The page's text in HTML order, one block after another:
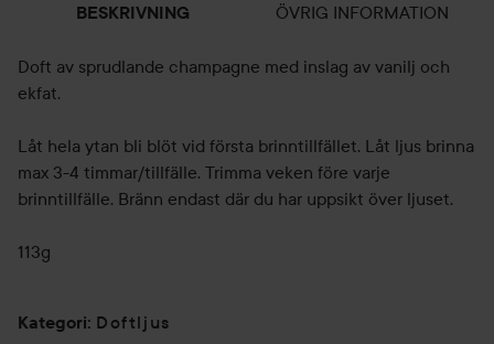
BESKRIVNING ÖVRIG INFORMATION
Doft av sprudlande champagne med inslag av vanilj och
ekfat.
Låt hela ytan bli blöt vid första brinntillfället. Låt ljus brinna
max 3-4 timmar/tillfälle. Trimma veken före varje
brinntillfälle. Bränn endast där du har uppsikt över ljuset.
113g
Kategori: Doftljus